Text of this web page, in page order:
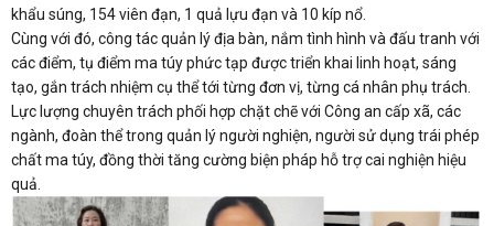
khẩu súng, 154 viên đạn, 1 quả lựu đạn và 10 kíp nổ.
Cùng với đó, công tác quản lý địa bàn, nắm tình hình và đấu tranh với
các điểm, tụ điểm ma túy phức tạp được triển khai linh hoạt, sáng
tạo, gắn trách nhiệm cụ thể tới từng đơn vị, từng cá nhân phụ trách.
Lực lượng chuyên trách phối hợp chặt chẽ với Công an cấp xã, các
ngành, đoàn thể trong quản lý người nghiện, người sử dụng trái phép
chất ma túy, đồng thời tăng cường biện pháp hỗ trợ cai nghiện hiệu
quả.